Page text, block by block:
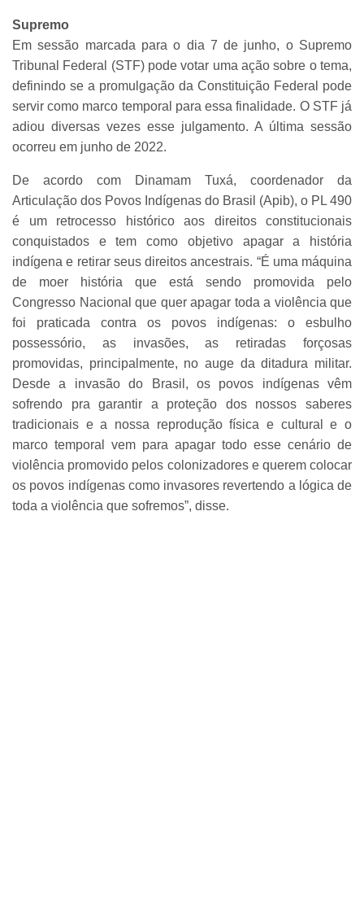
Supremo
Em sessão marcada para o dia 7 de junho, o Supremo
Tribunal Federal (STF) pode votar uma ação sobre o tema,
definindo se a promulgação da Constituição Federal pode
servir como marco temporal para essa finalidade. O STF já
adiou diversas vezes esse julgamento. A última sessão
ocorreu em junho de 2022.
De acordo com Dinamam Tuxá, coordenador da
Articulação dos Povos Indígenas do Brasil (Apib), o PL 490
é um retrocesso histórico aos direitos constitucionais
conquistados e tem como objetivo apagar a história
indígena e retirar seus direitos ancestrais. “É uma máquina
de moer história que está sendo promovida pelo
Congresso Nacional que quer apagar toda a violência que
foi praticada contra os povos indígenas: o esbulho
possessório, as invasões, as retiradas forçosas
promovidas, principalmente, no auge da ditadura militar.
Desde a invasão do Brasil, os povos indígenas vêm
sofrendo pra garantir a proteção dos nossos saberes
tradicionais e a nossa reprodução física e cultural e o
marco temporal vem para apagar todo esse cenário de
violência promovido pelos colonizadores e querem colocar
os povos indígenas como invasores revertendo a lógica de
toda a violência que sofremos”, disse.